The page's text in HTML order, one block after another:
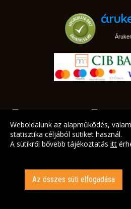
Weboldalunk az alapműködés,
statisztika céljából sütiket használ.
A sütikről bővebb tájékoztatás itt
Az összes süti elfogadása